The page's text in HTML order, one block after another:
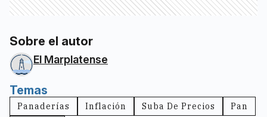
Sobre el autor
El Marplatense
Temas
Panaderías Inflación Suba De Precios
Pan